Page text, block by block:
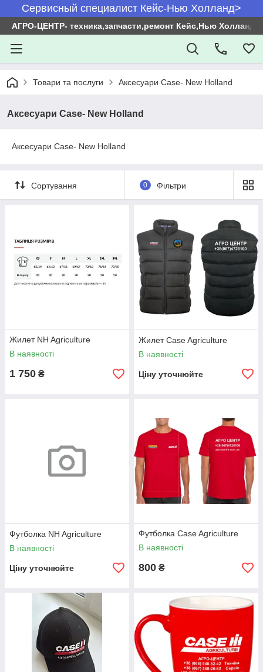
Сервисный специалист Кейс-Нью Холланд>
АГРО-ЦЕНТР- техника,запчасти,ремонт Кейс,Нью Холланд
Товари та послуги Аксесуари Case- New Holland
Аксесуари Case- New Holland
Аксесуари Case- New Holland
Сортування 0 Фільтри
Жилет NH Agriculture
В наявності
1 750 ₴
Жилет Case Agriculture
В наявності
Ціну уточнюйте
Футболка NH Agriculture
В наявності
Ціну уточнюйте
Футболка Case Agriculture
В наявності
800 ₴